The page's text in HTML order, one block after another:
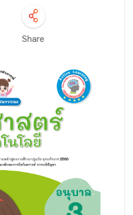
Share